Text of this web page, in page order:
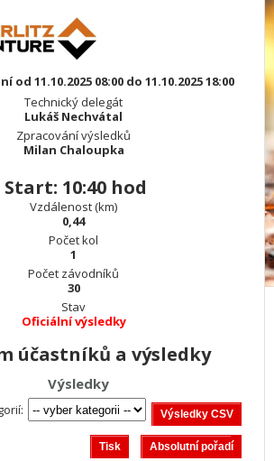
od 11.10.2025 08:00 do 11.10.2025 18:00
Technický delegát
Lukáš Nechvátal
Zpracování výsledků
Milan Chaloupka
Start: 10:40 hod
Vzdálenost (km)
0,44
Počet kol
1
Počet závodníků
30
Stav
Oficiální výsledky
účastníků a výsledky
Výsledky